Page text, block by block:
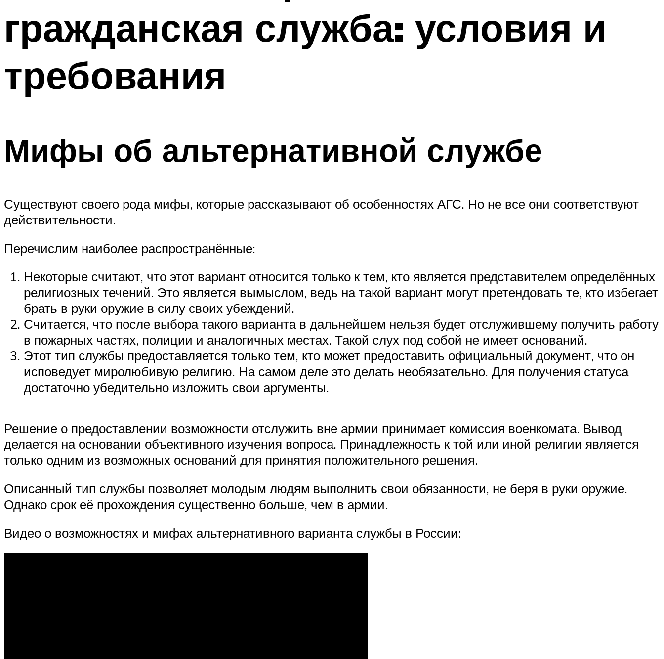
гражданская служба: условия и
требования
Мифы об альтернативной службе
Существуют своего рода мифы, которые рассказывают об особенностях АГС. Но не все они соответствуют
действительности.
Перечислим наиболее распространённые:
Некоторые считают, что этот вариант относится только к тем, кто является представителем определённых
религиозных течений. Это является вымыслом, ведь на такой вариант могут претендовать те, кто избегает
брать в руки оружие в силу своих убеждений.
Считается, что после выбора такого варианта в дальнейшем нельзя будет отслужившему получить работу
в пожарных частях, полиции и аналогичных местах. Такой слух под собой не имеет оснований.
Этот тип службы предоставляется только тем, кто может предоставить официальный документ, что он
исповедует миролюбивую религию. На самом деле это делать необязательно. Для получения статуса
достаточно убедительно изложить свои аргументы.
Решение о предоставлении возможности отслужить вне армии принимает комиссия военкомата. Вывод
делается на основании объективного изучения вопроса. Принадлежность к той или иной религии является
только одним из возможных оснований для принятия положительного решения.
Описанный тип службы позволяет молодым людям выполнить свои обязанности, не беря в руки оружие.
Однако срок её прохождения существенно больше, чем в армии.
Видео о возможностях и мифах альтернативного варианта службы в России: